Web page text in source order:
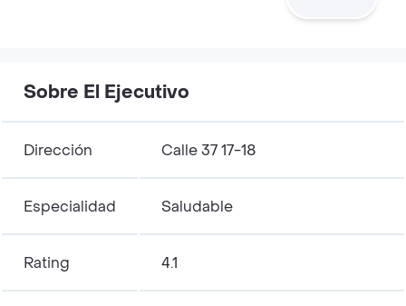
Sobre El Ejecutivo
Dirección Calle 37 17-18
Especialidad Saludable
Rating 4.1